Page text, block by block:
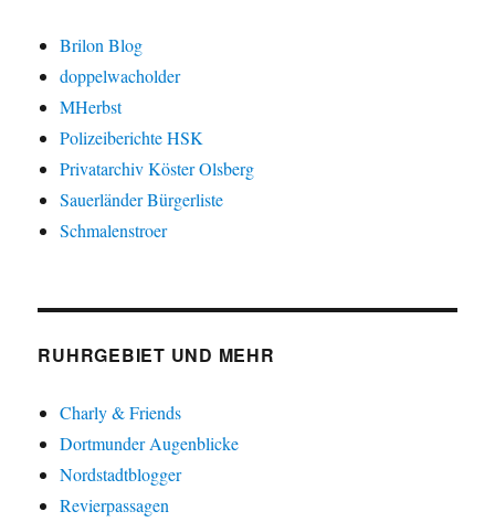
Brilon Blog
doppelwacholder
MHerbst
Polizeiberichte HSK
Privatarchiv Köster Olsberg
Sauerländer Bürgerliste
Schmalenstroer
RUHRGEBIET UND MEHR
Charly & Friends
Dortmunder Augenblicke
Nordstadtblogger
Revierpassagen